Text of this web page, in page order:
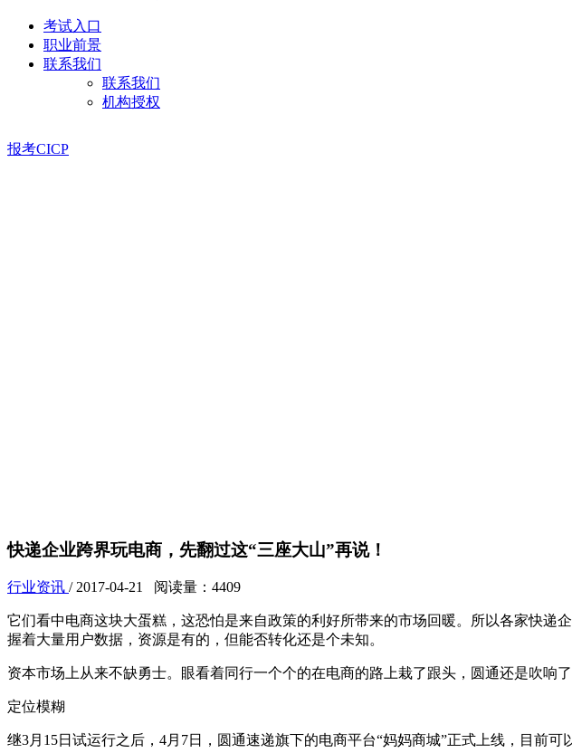
考试入口
职业前景
联系我们
联系我们
机构授权
报考CICP
快递企业跨界玩电商，先翻过这“三座大山”再说！
行业资讯 / 2017-04-21 阅读量：4409
它们看中电商这块大蛋糕，这恐怕是来自政策的利好所带来的市场回暖。所以各家快
握着大量用户数据，资源是有的，但能否转化还是个未知。
资本市场上从来不缺勇士。眼看着同行一个个的在电商的路上栽了跟头，圆通还是吹响
定位模糊
继3月15日试运行之后，4月7日，圆通速递旗下的电商平台“妈妈商城”正式上线，目前可